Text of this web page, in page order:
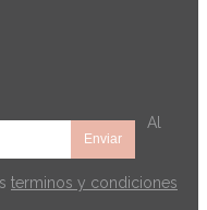
Al
terminos y condiciones